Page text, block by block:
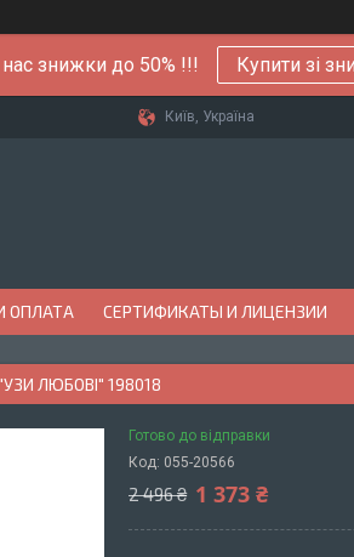
знижки до 50% !!! Купити зі
Київ, Україна
ОПЛАТА СЕРТИФИКАТЫ И ЛИЦЕНЗИИ
ЛЮБОВІ" 198018
Готово до відправки
Код: 055-20566
2 496 ₴ 1 373 ₴